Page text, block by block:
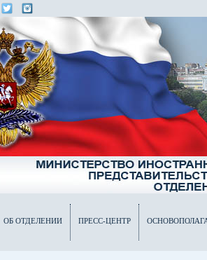
ОБ ОТДЕЛЕНИИ ПРЕСС-ЦЕНТР